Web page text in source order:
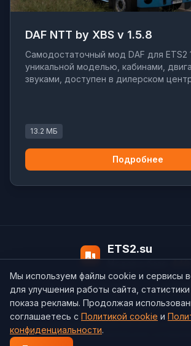
DAF NTT by XBS v 1.5.8
Самодостаточный мод DAF для ETS2
уникальной моделью, кабинами,
звуками, доступен в дилерском
13.2 МБ
Подробнее
ETS2.su
О нас Контакты
Политика конфиденциальности
Пользовательское соглашение
Мы используем файлы cookie и сервисы
для улучшения работы сайта,
показа рекламы. Продолжая
соглашаетесь с Политикой cookie и
конфиденциальности.